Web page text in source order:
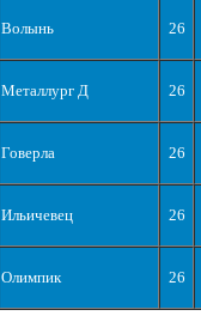
Волынь 26
Металлург Д 26
Говерла 26
Ильичевец 26
Олимпик 26